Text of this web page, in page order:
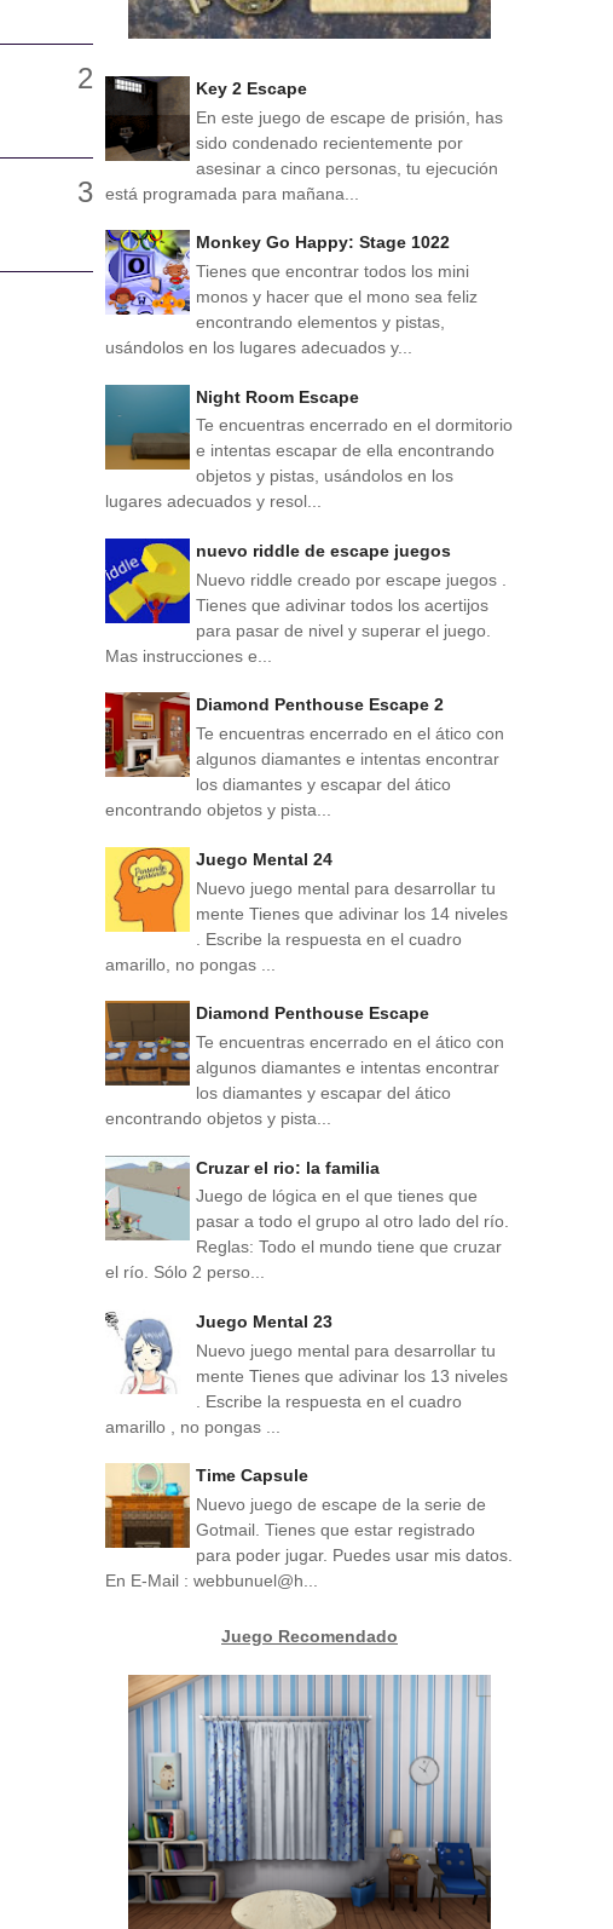
Key 2 Escape
En este juego de escape de prisión, has
sido condenado recientemente por
asesinar a cinco personas, tu ejecución
está programada para mañana...
Monkey Go Happy: Stage 1022
Tienes que encontrar todos los mini
monos y hacer que el mono sea feliz
encontrando elementos y pistas,
usándolos en los lugares adecuados y...
Night Room Escape
Te encuentras encerrado en el dormitorio
e intentas escapar de ella encontrando
objetos y pistas, usándolos en los
lugares adecuados y resol...
nuevo riddle de escape juegos
Nuevo riddle creado por escape juegos .
Tienes que adivinar todos los acertijos
para pasar de nivel y superar el juego.
Mas instrucciones e...
Diamond Penthouse Escape 2
Te encuentras encerrado en el ático con
algunos diamantes e intentas encontrar
los diamantes y escapar del ático
encontrando objetos y pista...
Juego Mental 24
Nuevo juego mental para desarrollar tu
mente Tienes que adivinar los 14 niveles
. Escribe la respuesta en el cuadro
amarillo, no pongas ...
Diamond Penthouse Escape
Te encuentras encerrado en el ático con
algunos diamantes e intentas encontrar
los diamantes y escapar del ático
encontrando objetos y pista...
Cruzar el rio: la familia
Juego de lógica en el que tienes que
pasar a todo el grupo al otro lado del río.
Reglas: Todo el mundo tiene que cruzar
el río. Sólo 2 perso...
Juego Mental 23
Nuevo juego mental para desarrollar tu
mente Tienes que adivinar los 13 niveles
. Escribe la respuesta en el cuadro
amarillo , no pongas ...
Time Capsule
Nuevo juego de escape de la serie de
Gotmail. Tienes que estar registrado
para poder jugar. Puedes usar mis datos.
En E-Mail : webbunuel@h...
Juego Recomendado